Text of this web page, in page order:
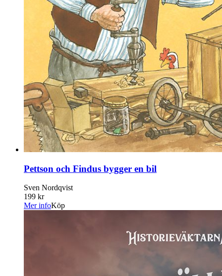
Pettson och Findus bygger en bil
Sven Nordqvist
199 kr
Mer infoKöp